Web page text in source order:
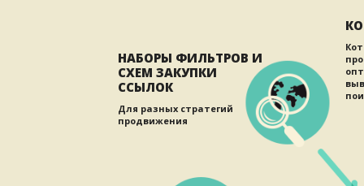
НАБОРЫ ФИЛЬТРОВ И
СХЕМ ЗАКУПКИ
ССЫЛОК
Для разных стратегий
продвижения